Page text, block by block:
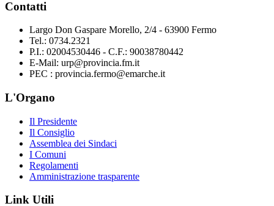
Contatti
Largo Don Gaspare Morello, 2/4 - 63900 Fermo
Tel.: 0734.2321
P.I.: 02004530446 - C.F.: 90038780442
E-Mail: urp@provincia.fm.it
PEC : provincia.fermo@emarche.it
L'Organo
Il Presidente
Il Consiglio
Assemblea dei Sindaci
I Comuni
Regolamenti
Amministrazione trasparente
Link Utili